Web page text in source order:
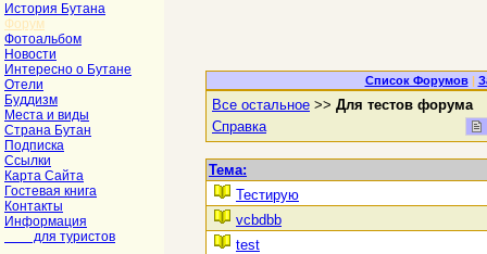
История Бутана
Форум
Фотоальбом
Новости
Интересно о Бутане
Отели
Буддизм
Места и виды
Страна Бутан
Подписка
Ссылки
Карта Сайта
Гостевая книга
Контакты
Информация
для туристов
Список Форумов|
Все остальное >> Для тестов форума
Справка
Тема:
Тестирую
vcbdbb
test